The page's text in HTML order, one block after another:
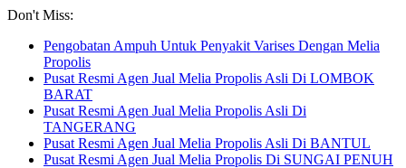
Don't Miss:
Pengobatan Ampuh Untuk Penyakit Varises Dengan Melia
Propolis
Pusat Resmi Agen Jual Melia Propolis Asli Di LOMBOK
BARAT
Pusat Resmi Agen Jual Melia Propolis Asli Di
TANGERANG
Pusat Resmi Agen Jual Melia Propolis Asli Di BANTUL
Pusat Resmi Agen Jual Melia Propolis Di SUNGAI PENUH